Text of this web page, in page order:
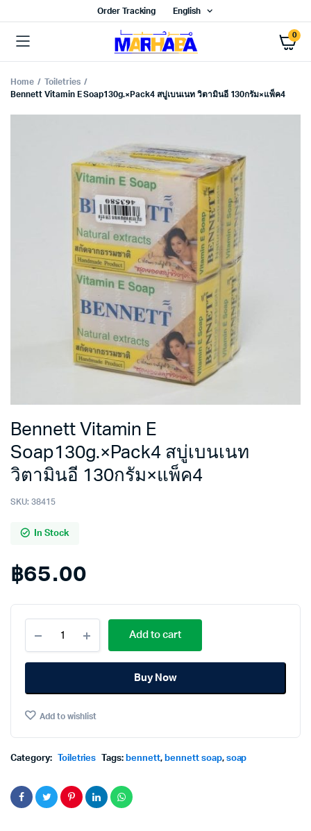
Order Tracking English
0
Home
Toiletries
Bennett Vitamin E Soap130g.×Pack4 สบู่เบนเนท วิตามินอี 130กรัม×แพ็ค4
Bennett Vitamin E
Soap130g.×Pack4 สบู่เบนเนท
วิตามินอี 130กรัม×แพ็ค4
SKU: 38415
In Stock
฿65.00
Vitamin
E
Soap130g.×Pack4
เบน
วิตามิน
quantity
Add to cart
Buy Now
Add to wishlist
Category: Toiletries Tags: bennett, bennett soap, soap